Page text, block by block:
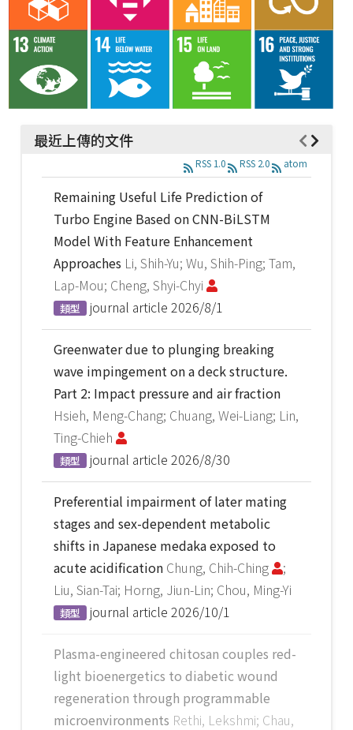
最近上傳的文件
RSS 1.0 RSS 2.0 atom
Remaining Useful Life Prediction of
Turbo Engine Based on CNN-BiLSTM
Model With Feature Enhancement
Approaches Li, Shih-Yu; Wu, Shih-Ping; Tam,
Lap-Mou; Cheng, Shyi-Chyi
類型 journal article 2026/8/1
Greenwater due to plunging breaking
wave impingement on a deck structure.
Part 2: Impact pressure and air fraction
Hsieh, Meng-Chang; Chuang, Wei-Liang; Lin,
Ting-Chieh
類型 journal article 2026/8/30
Preferential impairment of later mating
stages and sex-dependent metabolic
shifts in Japanese medaka exposed to
acute acidification Chung, Chih-Ching
;
Liu, Sian-Tai; Horng, Jiun-Lin; Chou, Ming-Yi
類型 journal article 2026/10/1
Plasma-engineered chitosan couples red-
light bioenergetics to diabetic wound
regeneration through programmable
microenvironments Rethi, Lekshmi; Chau,